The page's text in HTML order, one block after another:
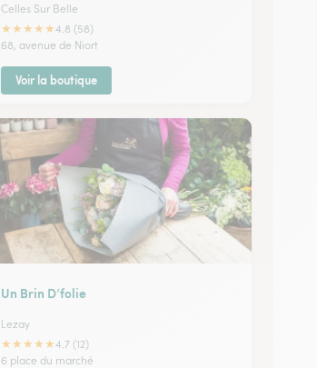
Celles Sur Belle
★★★★★4.8 (58)
68, avenue de Niort
Voir la boutique
Un Brin D’folie
Lezay
★★★★★4.7 (12)
6 place du marché